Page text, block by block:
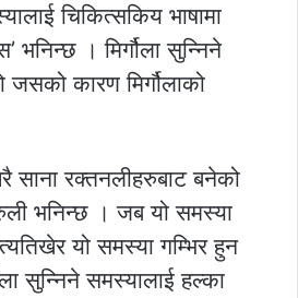
चिकित्सकिय भाषामा
भनिन्छ । मिर्गौला सुन्निने
जसको कारण मिर्गौलाको
साना रक्तनलीहरुबाट बनेको
भनिन्छ । जब यो समस्या
यो समस्या गम्भिर हुन
सुन्निने समस्यालाई हल्का